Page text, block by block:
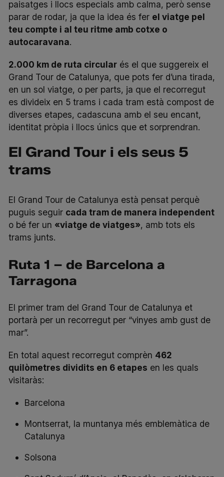
paisatges i llocs especials amb calma, però sense
parar de rodar, ja que la idea és fer el viatge pel
teu compte i al teu ritme amb cotxe o
autocaravana.
2.000 km de ruta circular és el que suggereix el
Grand Tour de Catalunya, que pots fer d’una tirada,
en un sol viatge, o per parts, ja que el recorregut
es divideix en 5 trams i cada tram està compost de
diverses etapes, cadascuna amb el seu encant,
identitat pròpia i llocs únics que et sorprendran.
El Grand Tour i els seus 5
trams
El Grand Tour de Catalunya està pensat perquè
puguis seguir cada tram de manera independent
o bé fer un «viatge de viatges», amb tots els
trams junts.
Ruta 1 – de Barcelona a
Tarragona
El primer tram del Grand Tour de Catalunya et
portarà per un recorregut per “vinyes amb gust de
mar”.
En total aquest recorregut comprèn 462
quilòmetres dividits en 6 etapes en les quals
visitaràs:
Barcelona
Montserrat, la muntanya més emblemàtica de
Catalunya
Solsona